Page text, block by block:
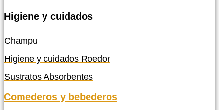
Higiene y cuidados
Champu
Higiene y cuidados Roedor
Sustratos Absorbentes
Comederos y bebederos